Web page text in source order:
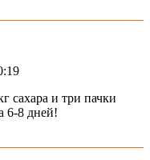
сахара и три пачки
6-8 дней!